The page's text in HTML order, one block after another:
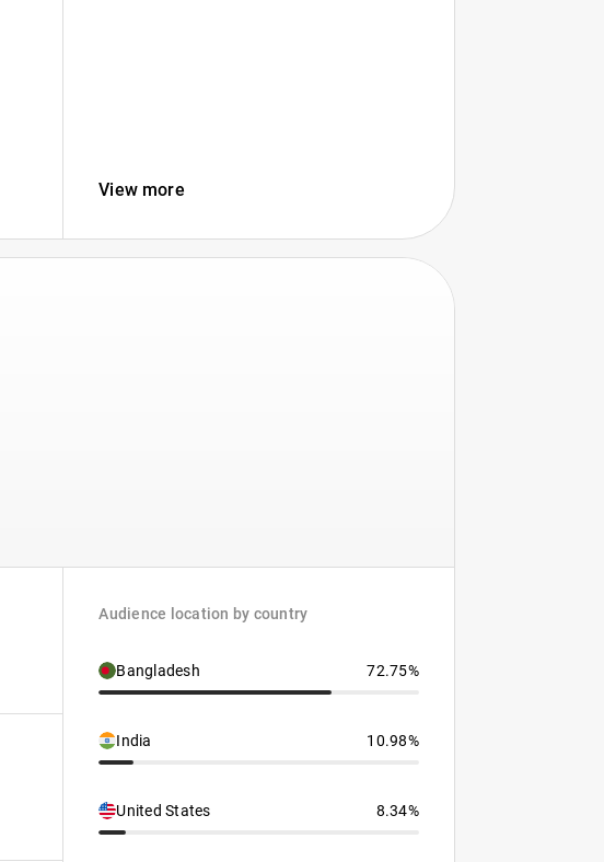
View more
Audience location by country
Bangladesh 72.75%
India 10.98%
United States 8.34%